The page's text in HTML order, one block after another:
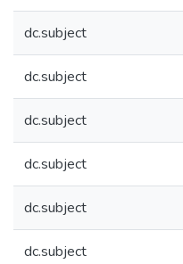
dc.subject
dc.subject
dc.subject
dc.subject
dc.subject
dc.subject